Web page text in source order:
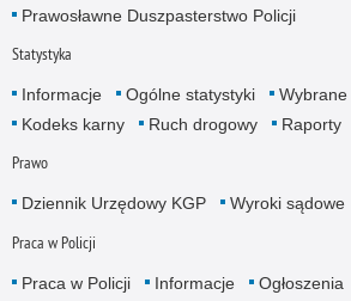
Prawosławne Duszpasterstwo Policji
Statystyka
Informacje Ogólne statystyki
Kodeks karny
Ruch drogowy Raporty
Prawo
Dziennik Urzędowy KGP Wyroki sądowe
Praca w Policji
Praca w Policji Informacje Ogłoszenia